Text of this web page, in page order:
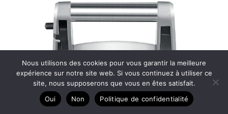
Nous utilisons des cookies pour vous garantir la meilleure
expérience sur notre site web. Si vous continuez à utiliser ce
site, nous supposerons que vous en êtes satisfait.
Oui
Non Politique de confidentialité